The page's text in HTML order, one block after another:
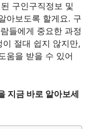
구인구직정보 및
아보도록 할게요. 구
들에게 중요한 과정
절대 쉽지 않지만,
움을 받을 수 있어
지금 바로 알아보세